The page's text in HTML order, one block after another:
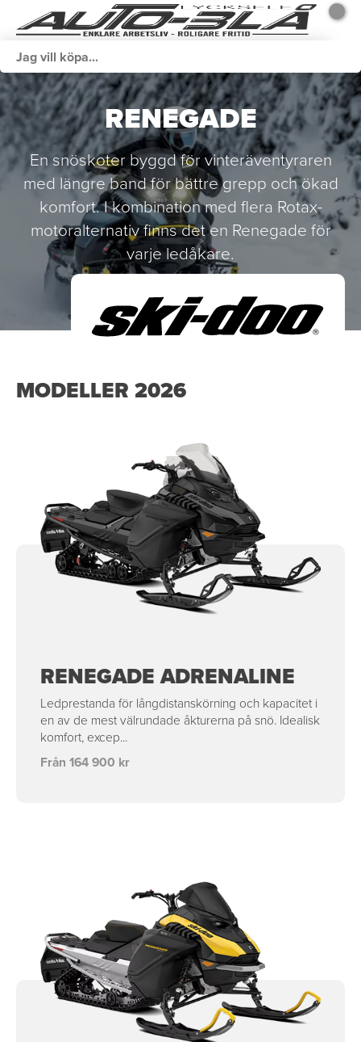
RENEGADE
En snöskoter byggd för vinteräventyraren
med längre band för bättre grepp och ökad
komfort. I kombination med flera Rotax-
motoralternativ finns det en Renegade för
varje ledåkare.
MODELLER 2026
RENEGADE ADRENALINE
Ledprestanda för långdistanskörning och kapacitet i
en av de mest välrundade åkturerna på snö. Idealisk
komfort, excep...
Från 164 900 kr